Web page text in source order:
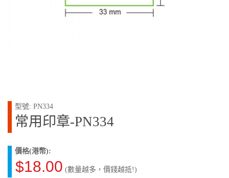
型號: PN334
常用印章-PN334
價格(港幣):
$18.00 (數量越多，價錢越抵!)